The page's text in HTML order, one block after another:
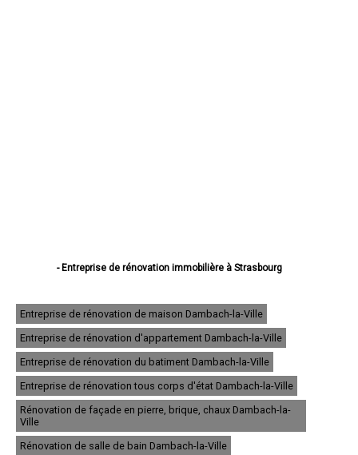
- Entreprise de rénovation immobilière à Strasbourg
- Entreprise de rénovation immobilière à Illkirch-Graffenstaden
- Entreprise de rénovation immobilière à Sélestat
- Entreprise de rénovation immobilière à Bischheim
- Entreprise de rénovation immobilière à Lingolsheim
- Entreprise de rénovation immobilière à Bischwiller
- Entreprise de rénovation immobilière à Saverne
- Entreprise de rénovation immobilière à Obernai
- Entreprise de rénovation immobilière à Ostwald
- Entreprise de rénovation immobilière à Erstein
Entreprise de rénovation de maison Dambach-la-Ville
Entreprise de rénovation d'appartement Dambach-la-Ville
Entreprise de rénovation du batiment Dambach-la-Ville
Entreprise de rénovation tous corps d'état Dambach-la-Ville
Rénovation de façade en pierre, brique, chaux Dambach-la-
Ville
Rénovation de salle de bain Dambach-la-Ville